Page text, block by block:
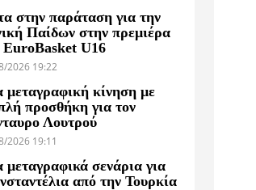
στην παράταση για την
Παίδων στην πρεμιέρα
EuroBasket U16
2026 19:22
μεταγραφική κίνηση με
προσθήκη για τον
Λουτρού
2026 19:11
μεταγραφικά σενάρια για
από την Τουρκία